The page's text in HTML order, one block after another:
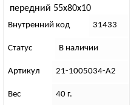
передний 55х80х10
(черный)
Внутренний код 31433
Статус В наличии
Артикул 21-1005034-А2
Вес 40 г.